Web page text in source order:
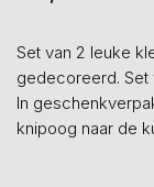
Set van 2 leuke
gedecoreerd. Set
In
knipoog naar de